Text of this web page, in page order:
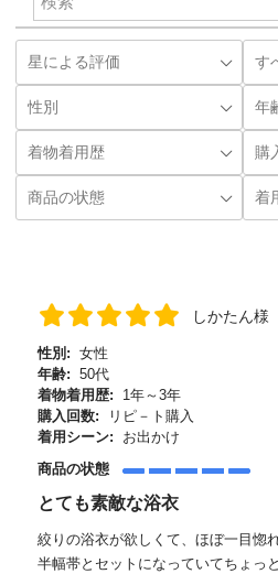
しかたん様
性別: 女性
年齢: 50代
着物着用歴:
1年～3年
購入回数:
リピ－ト購入
着用シーン:
お出かけ
商品の状態
とても素敵な浴衣
絞りの浴衣が欲しくて、ほぼ一目惚
半幅帯とセットになっていてちょっ